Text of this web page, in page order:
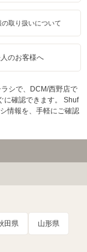
の取り扱いについて
のお客様へ
シで、DCM/西野店で
に確認できます。 Shuf
情報を、手軽にご確認
田県 山形県